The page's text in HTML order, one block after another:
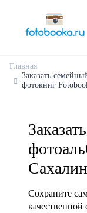
Главная
Заказать
фотокниг
Сохраните
качественной